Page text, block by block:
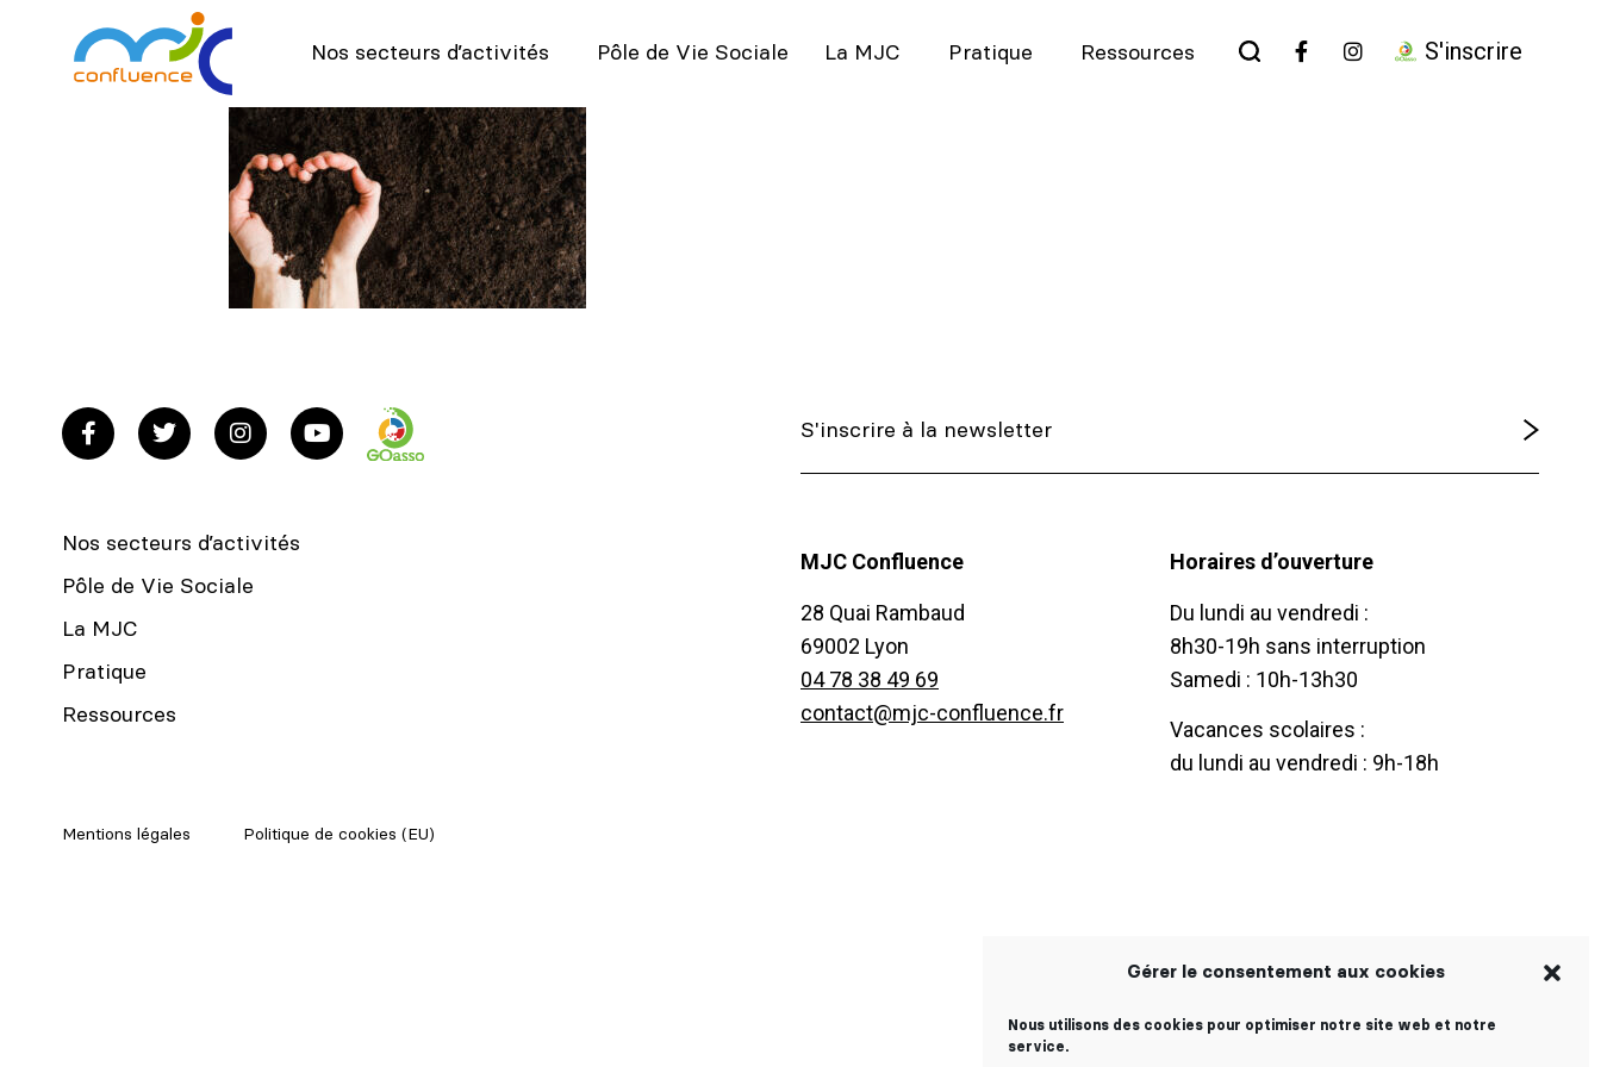
Gérer le consentement aux cookies
Nous utilisons des cookies pour optimiser notre site web et notre
service.
Nos secteurs d’activités Pôle de Vie Sociale La MJC Pratique Ressources S'inscrire
Nos secteurs d’activités
Pôle de Vie Sociale
La MJC
Pratique
Ressources
MJC Confluence
28 Quai Rambaud
69002 Lyon
04 78 38 49 69
contact@mjc-confluence.fr
Horaires d’ouverture
Du lundi au vendredi :
8h30-19h sans interruption
Samedi : 10h-13h30
Vacances scolaires :
du lundi au vendredi : 9h-18h
Mentions légales Politique de cookies (EU)